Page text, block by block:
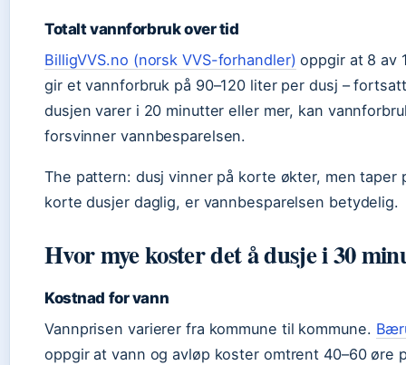
Totalt vannforbruk over tid
BilligVVS.no (norsk VVS-forhandler) oppgir at 8 av
gir et vannforbruk på 90–120 liter per dusj –
dusjen varer i 20 minutter eller mer, kan
forsvinner vannbesparelsen.
The pattern: dusj vinner på korte økter, men taper
korte dusjer daglig, er vannbesparelsen betydelig.
Hvor mye koster det å dusje i 30
Kostnad for vann
Vannprisen varierer fra kommune til kommune.
oppgir at vann og avløp koster omtrent 40–60 øre